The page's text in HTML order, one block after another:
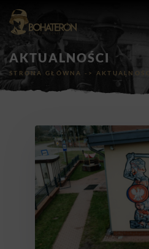
AKTUALNOŚCI
STRONA GŁÓWNA ->